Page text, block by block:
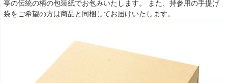
亭の伝統の柄の包装紙でお包みいたします。 また、持参用の手提げ
袋をご希望の方は商品と同梱してお届けいたします。